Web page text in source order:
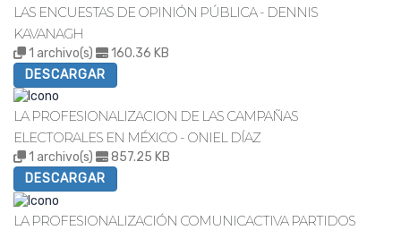
LAS ENCUESTAS DE OPINIÓN PÚBLICA - DENNIS
KAVANAGH
1 archivo(s)
160.36 KB
DESCARGAR
LA PROFESIONALIZACION DE LAS CAMPAÑAS
ELECTORALES EN MÉXICO - ONIEL DÍAZ
1 archivo(s)
857.25 KB
DESCARGAR
LA PROFESIONALIZACIÓN COMUNICACTIVA PARTIDOS